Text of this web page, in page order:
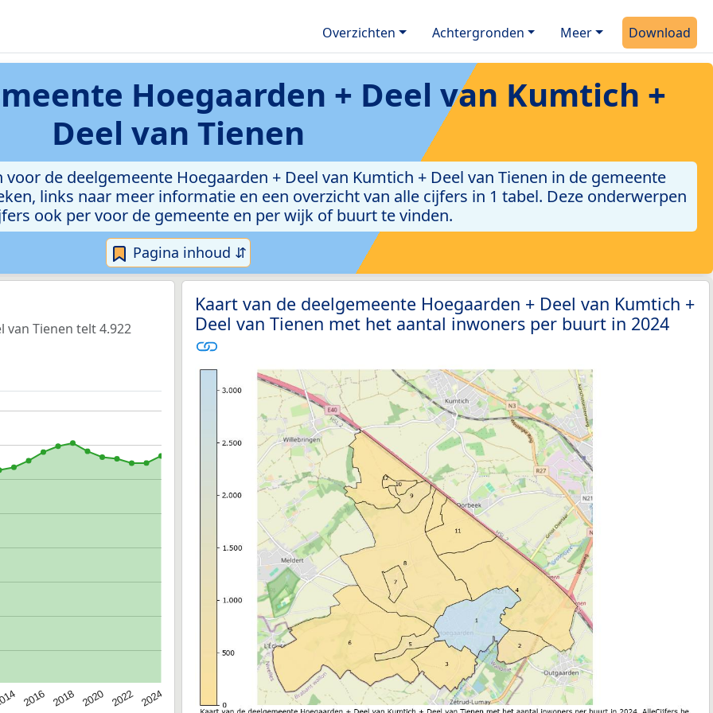
Overzichten Achtergronden Meer Download
Hoegaarden + Deel van Kumtich +
Deel van Tienen
de deelgemeente Hoegaarden + Deel van Kumtich + Deel van Tienen in de gemeente
links naar meer informatie en een overzicht van alle cijfers in 1 tabel. Deze onderwerpen
ook per voor de gemeente en per wijk of buurt te vinden.
Pagina inhoud ⇵
van Tienen telt 4.922
2016 2018 2020 2022 2024
Kaart van de deelgemeente Hoegaarden + Deel van Kumtich +
Deel van Tienen met het aantal inwoners per buurt in 2024